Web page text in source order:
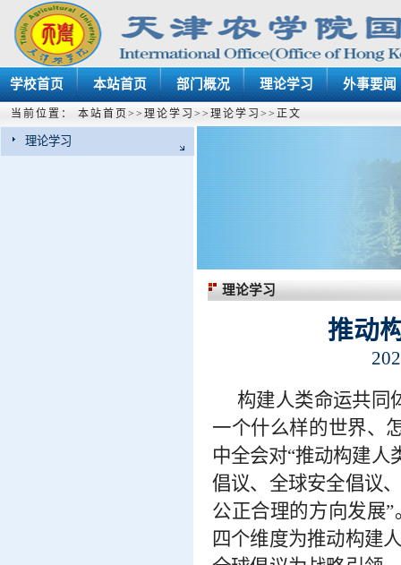
学校首页 本站首页 部门概况 理论学习 外事要闻
当前位置： 本站首页 >> 理论学习 >> 理论学习 >> 正文
理论学习
理论学习
推动
构建人类命运共同
一个什么样的世界、
中全会对“推动构建人
倡议、全球安全倡议
公正合理的方向发展
四个维度为推动构建